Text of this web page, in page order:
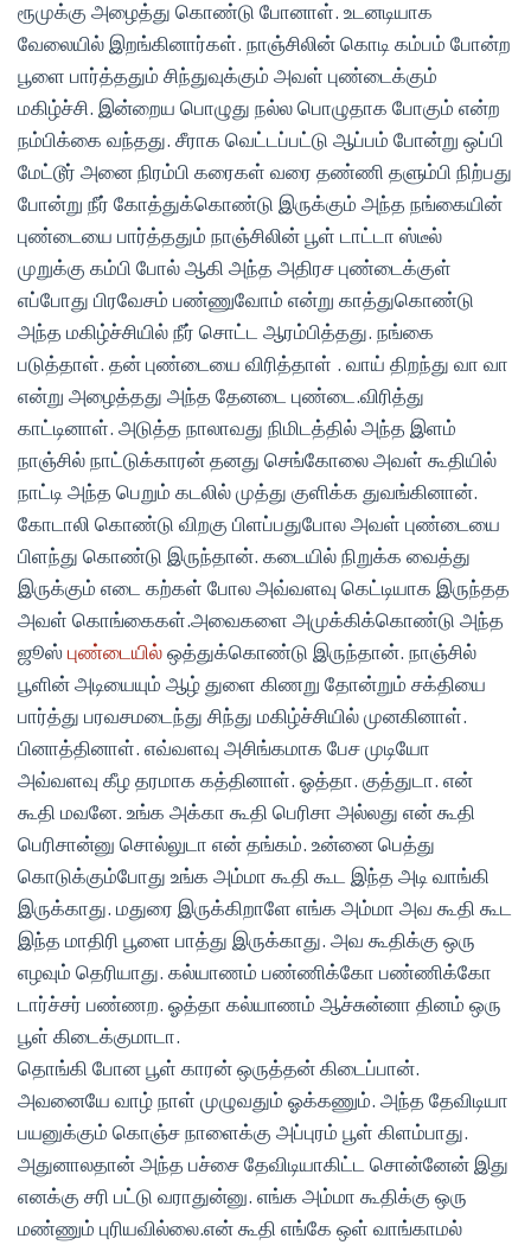
ரூமுக்கு அழைத்து கொண்டு போனாள். உடனடியாக
வேலையில் இறங்கினார்கள். நாஞ்சிலின் கொடி கம்பம் போன்ற
பூளை பார்த்ததும் சிந்துவுக்கும் அவள் புண்டைக்கும்
மகிழ்ச்சி. இன்றைய பொழுது நல்ல பொழுதாக போகும் என்ற
நம்பிக்கை வந்தது. சீராக வெட்டப்பட்டு ஆப்பம் போன்று ஒப்பி
மேட்டூர் அனை நிரம்பி கரைகள் வரை தண்ணி தளும்பி நிற்பது
போன்று நீர் கோத்துக்கொண்டு இருக்கும் அந்த நங்கையின்
புண்டையை பார்த்ததும் நாஞ்சிலின் பூள் டாட்டா ஸ்டீல்
முறுக்கு கம்பி போல் ஆகி அந்த அதிரச புண்டைக்குள்
எப்போது பிரவேசம் பண்ணுவோம் என்று காத்துகொண்டு
அந்த மகிழ்ச்சியில் நீர் சொட்ட ஆரம்பித்தது. நங்கை
படுத்தாள். தன் புண்டையை விரித்தாள் . வாய் திறந்து வா வா
என்று அழைத்தது அந்த தேனடை புண்டை.விரித்து
காட்டினாள். அடுத்த நாலாவது நிமிடத்தில் அந்த இளம்
நாஞ்சில் நாட்டுக்காரன் தனது செங்கோலை அவள் கூதியில்
நாட்டி அந்த பெறும் கடலில் முத்து குளிக்க துவங்கினான்.
கோடாலி கொண்டு விறகு பிளப்பதுபோல அவள் புண்டையை
பிளந்து கொண்டு இருந்தான். கடையில் நிறுக்க வைத்து
இருக்கும் எடை கற்கள் போல அவ்வளவு கெட்டியாக இருந்தத
அவள் கொங்கைகள்.அவைகளை அமுக்கிக்கொண்டு அந்த
ஜூஸ்புண்டையில்ஒத்துக்கொண்டு இருந்தான். நாஞ்சில்
பூளின் அடியையும் ஆழ் துளை கிணறு தோன்றும் சக்தியை
பார்த்து பரவசமடைந்து சிந்து மகிழ்ச்சியில் முனகினாள்.
பினாத்தினாள். எவ்வளவு அசிங்கமாக பேச முடியோ
அவ்வளவு கீழ தரமாக கத்தினாள். ஓத்தா. குத்துடா. என்
கூதி மவனே. உங்க அக்கா கூதி பெரிசா அல்லது என் கூதி
பெரிசான்னு சொல்லுடா என் தங்கம். உன்னை பெத்து
கொடுக்கும்போது உங்க அம்மா கூதி கூட இந்த அடி வாங்கி
இருக்காது. மதுரை இருக்கிறாளே எங்க அம்மா அவ கூதி கூட
இந்த மாதிரி பூளை பாத்து இருக்காது. அவ கூதிக்கு ஒரு
எழவும் தெரியாது. கல்யாணம் பண்ணிக்கோ பண்ணிக்கோ
டார்ச்சர் பண்ணற. ஓத்தா கல்யாணம் ஆச்சுன்னா தினம் ஒரு
பூள் கிடைக்குமாடா.
தொங்கி போன பூள் காரன் ஒருத்தன் கிடைப்பான்.
அவனையே வாழ் நாள் முழுவதும் ஓக்கணும். அந்த தேவிடியா
பயனுக்கும் கொஞ்ச நாளைக்கு அப்புரம் பூள் கிளம்பாது.
அதுனாலதான் அந்த பச்சை தேவிடியாகிட்ட சொன்னேன் இது
எனக்கு சரி பட்டு வராதுன்னு. எங்க அம்மா கூதிக்கு ஒரு
மண்ணும் புரியவில்லை.என் கூதி எங்கே ஒள் வாங்காமல்